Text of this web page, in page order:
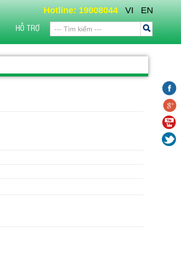
Hotline: 19008044 VI EN
HỖ TRỢ